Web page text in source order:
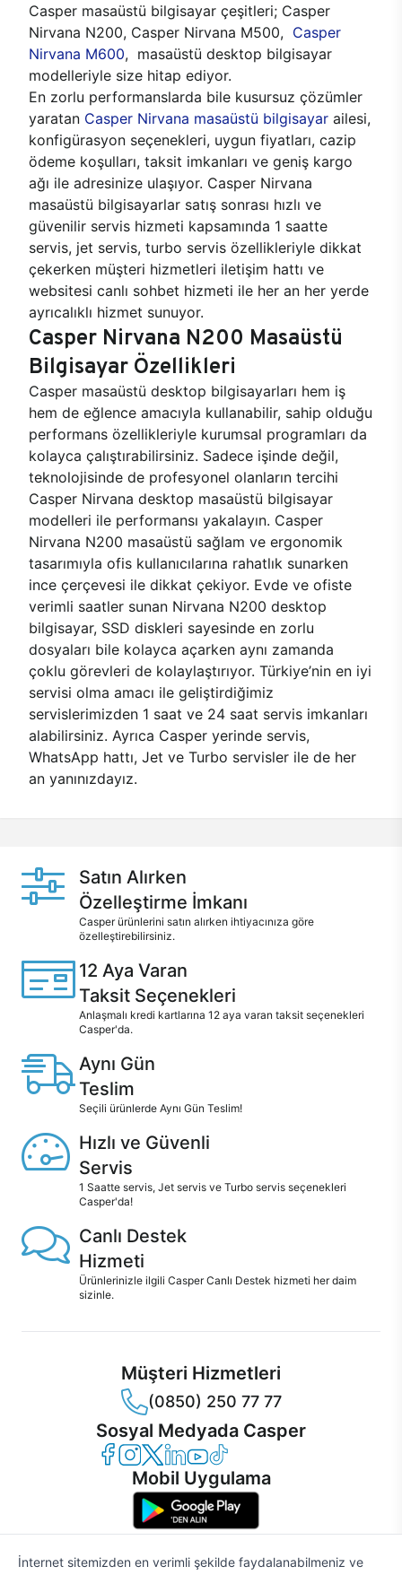
Casper masaüstü bilgisayar çeşitleri; Casper
Nirvana N200, Casper Nirvana M500, Casper
Nirvana M600, masaüstü desktop bilgisayar
modelleriyle size hitap ediyor.
En zorlu performanslarda bile kusursuz çözümler
yaratan Casper Nirvana masaüstü bilgisayar ailesi,
konfigürasyon seçenekleri, uygun fiyatları, cazip
ödeme koşulları, taksit imkanları ve geniş kargo
ağı ile adresinize ulaşıyor. Casper Nirvana
masaüstü bilgisayarlar satış sonrası hızlı ve
güvenilir servis hizmeti kapsamında 1 saatte
servis, jet servis, turbo servis özellikleriyle dikkat
çekerken müşteri hizmetleri iletişim hattı ve
websitesi canlı sohbet hizmeti ile her an her yerde
ayrıcalıklı hizmet sunuyor.
Casper Nirvana N200 Masaüstü
Bilgisayar Özellikleri
Casper masaüstü desktop bilgisayarları hem iş
hem de eğlence amacıyla kullanabilir, sahip olduğu
performans özellikleriyle kurumsal programları da
kolayca çalıştırabilirsiniz. Sadece işinde değil,
teknolojisinde de profesyonel olanların tercihi
Casper Nirvana desktop masaüstü bilgisayar
modelleri ile performansı yakalayın. Casper
Nirvana N200 masaüstü sağlam ve ergonomik
tasarımıyla ofis kullanıcılarına rahatlık sunarken
ince çerçevesi ile dikkat çekiyor. Evde ve ofiste
verimli saatler sunan Nirvana N200 desktop
bilgisayar, SSD diskleri sayesinde en zorlu
dosyaları bile kolayca açarken aynı zamanda
çoklu görevleri de kolaylaştırıyor. Türkiye’nin en iyi
servisi olma amacı ile geliştirdiğimiz
servislerimizden 1 saat ve 24 saat servis imkanları
alabilirsiniz. Ayrıca Casper yerinde servis,
WhatsApp hattı, Jet ve Turbo servisler ile de her
an yanınızdayız.
Satın Alırken
Özelleştirme İmkanı
Casper ürünlerini satın alırken ihtiyacınıza göre
özelleştirebilirsiniz.
12 Aya Varan
Taksit Seçenekleri
Anlaşmalı kredi kartlarına 12 aya varan taksit seçenekleri
Casper'da.
Aynı Gün
Teslim
Seçili ürünlerde Aynı Gün Teslim!
Hızlı ve Güvenli
Servis
1 Saatte servis, Jet servis ve Turbo servis seçenekleri
Casper'da!
Canlı Destek
Hizmeti
Ürünlerinizle ilgili Casper Canlı Destek hizmeti her daim
sizinle.
Müşteri Hizmetleri
(0850) 250 77 77
Sosyal Medyada Casper
Casper Facebook
Casper Instagram
Casper Twitter
Casper LinkedIn
Casper YouTube
Casper TikTok
Mobil Uygulama
İnternet sitemizden en verimli şekilde faydalanabilmeniz ve